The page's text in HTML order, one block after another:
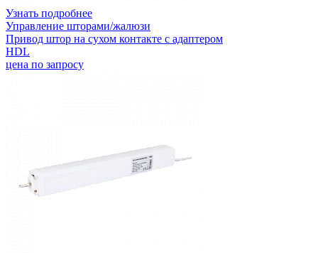
Узнать подробнее
Управление шторами/жалюзи
Привод штор на сухом контакте с адаптером
HDL
цена по запросу